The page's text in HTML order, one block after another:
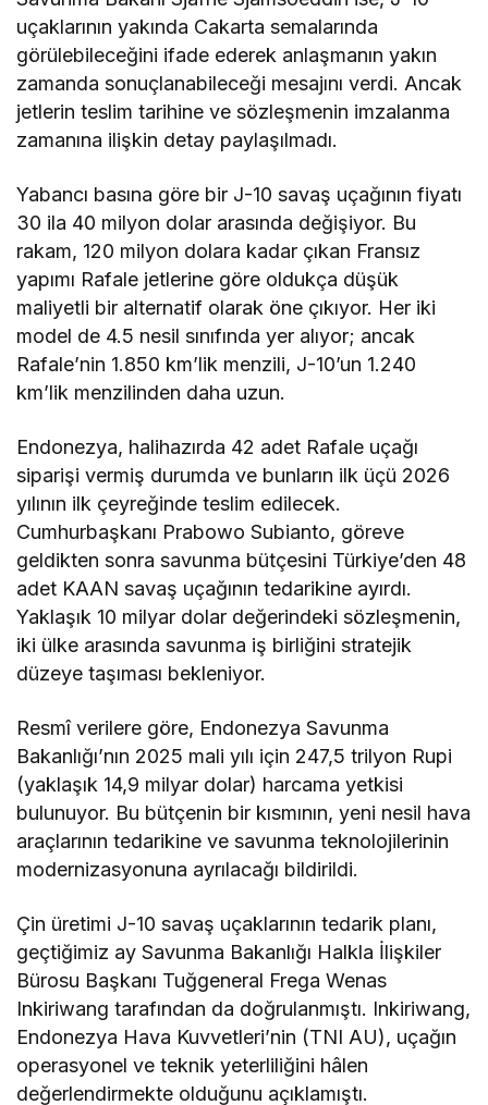
uçaklarının yakında Cakarta semalarında
görülebileceğini ifade ederek anlaşmanın yakın
zamanda sonuçlanabileceği mesajını verdi. Ancak
jetlerin teslim tarihine ve sözleşmenin imzalanma
zamanına ilişkin detay paylaşılmadı.
Yabancı basına göre bir J-10 savaş uçağının fiyatı
30 ila 40 milyon dolar arasında değişiyor. Bu
rakam, 120 milyon dolara kadar çıkan Fransız
yapımı Rafale jetlerine göre oldukça düşük
maliyetli bir alternatif olarak öne çıkıyor. Her iki
model de 4.5 nesil sınıfında yer alıyor; ancak
Rafale’nin 1.850 km’lik menzili, J-10’un 1.240
km’lik menzilinden daha uzun.
Endonezya, halihazırda 42 adet Rafale uçağı
siparişi vermiş durumda ve bunların ilk üçü 2026
yılının ilk çeyreğinde teslim edilecek.
Cumhurbaşkanı Prabowo Subianto, göreve
geldikten sonra savunma bütçesini Türkiye’den 48
adet KAAN savaş uçağının tedarikine ayırdı.
Yaklaşık 10 milyar dolar değerindeki sözleşmenin,
iki ülke arasında savunma iş birliğini stratejik
düzeye taşıması bekleniyor.
Resmî verilere göre, Endonezya Savunma
Bakanlığı’nın 2025 mali yılı için 247,5 trilyon Rupi
(yaklaşık 14,9 milyar dolar) harcama yetkisi
bulunuyor. Bu bütçenin bir kısmının, yeni nesil hava
araçlarının tedarikine ve savunma teknolojilerinin
modernizasyonuna ayrılacağı bildirildi.
Çin üretimi J-10 savaş uçaklarının tedarik planı,
geçtiğimiz ay Savunma Bakanlığı Halkla İlişkiler
Bürosu Başkanı Tuğgeneral Frega Wenas
Inkiriwang tarafından da doğrulanmıştı. Inkiriwang,
Endonezya Hava Kuvvetleri’nin (TNI AU), uçağın
operasyonel ve teknik yeterliliğini hâlen
değerlendirmekte olduğunu açıklamıştı.